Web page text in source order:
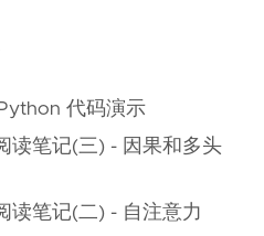
代码演示
读笔记(三) - 因果和多头
读笔记(二) - 自注意力